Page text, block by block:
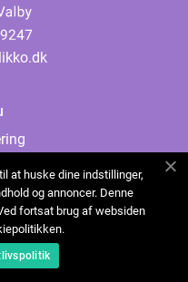
oss
at huske dine indstillinger,
og annoncer. Denne
fortsat brug af websiden